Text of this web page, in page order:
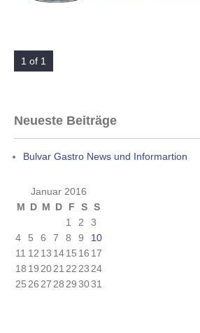
1 of 1
Neueste Beiträge
Bulvar Gastro News und Informartion
Januar 2016
M D M D F S S
1
2
3
4
5 6 7 8 9
10
11 12 13 1415 16 17
18 19 2021 22 23 24
25 26 27 28 293031